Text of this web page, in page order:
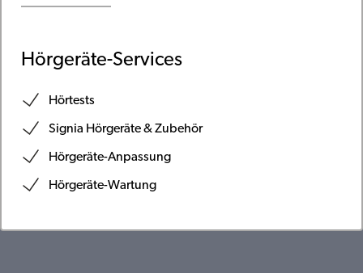
Hörgeräte-Services
Hörtests
Signia Hörgeräte & Zubehör
Hörgeräte-Anpassung
Hörgeräte-Wartung